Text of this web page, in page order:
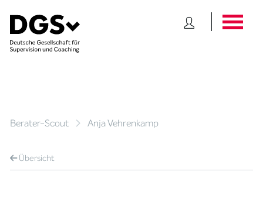
Berater-Scout Anja Vehrenkamp
Übersicht